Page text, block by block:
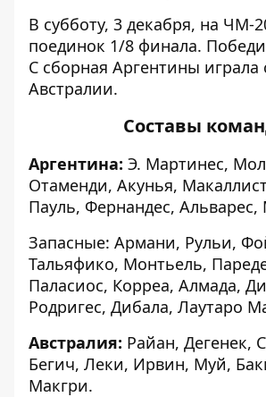
В субботу, 3 декабря, на ЧМ-
поединок 1/8 финала.
С сборная Аргентины играла
Австралии.
Составы
Аргентина: Э. Мартинес,
Отаменди, Акунья,
Пауль, Фернандес, Альварес,
Запасные: Армани, Рульи,
Тальяфико, Монтьель,
Паласиос, Корреа, Алмада,
Родригес, Дибала, Лаутаро
Австралия: Райан, Дегенек,
Бегич, Леки, Ирвин, Муй,
Макгри.